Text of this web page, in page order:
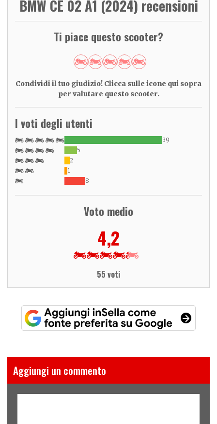
BMW CE 02 A1 (2024) recensioni
Ti piace questo scooter?
Condividi il tuo giudizio! Clicca sulle icone qui sopra
per valutare questo scooter.
I voti degli utenti
39
5
2
1
8
Voto medio
4,2
55 voti
Aggiungi un commento